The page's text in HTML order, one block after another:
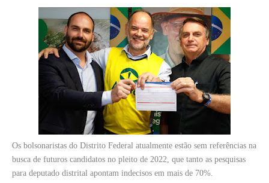
Os bolsonaristas do Distrito Federal atualmente estão sem referências na
busca de futuros candidatos no pleito de 2022, que tanto as pesquisas
para deputado distrital apontam indecisos em mais de 70%.